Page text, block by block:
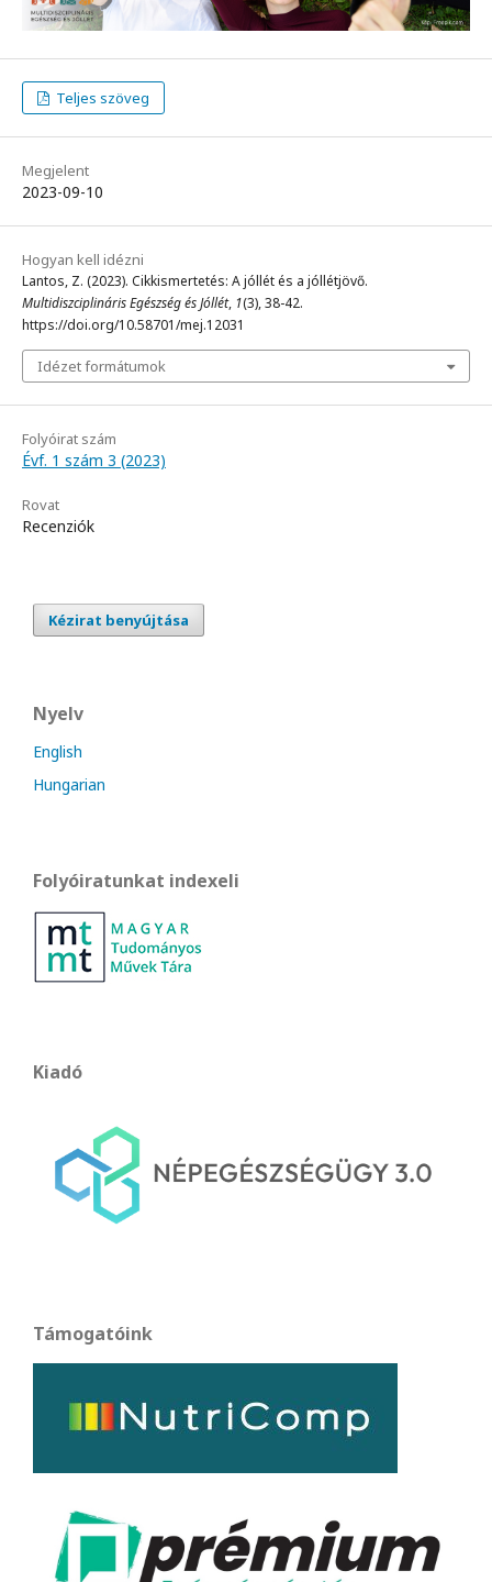
Teljes szöveg
Megjelent
2023-09-10
Hogyan kell idézni
Lantos, Z. (2023). Cikkismertetés: A jóllét és a jóllétjövő.
Multidiszciplináris Egészség és Jóllét, 1(3), 38-42.
https://doi.org/10.58701/mej.12031
Idézet formátumok
Folyóirat szám
Évf. 1 szám 3 (2023)
Rovat
Recenziók
Kézirat benyújtása
Nyelv
English
Hungarian
Folyóiratunkat indexeli
Kiadó
Támogatóink